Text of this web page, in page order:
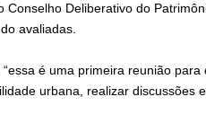
Deliberativo do
avaliadas.
é uma primeira reunião
urbana, realizar discussões